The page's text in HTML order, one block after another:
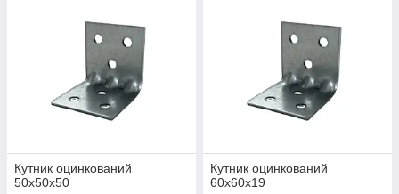
Кутник оцинкований
50х50х50
Кутник оцинкований
60х60х19